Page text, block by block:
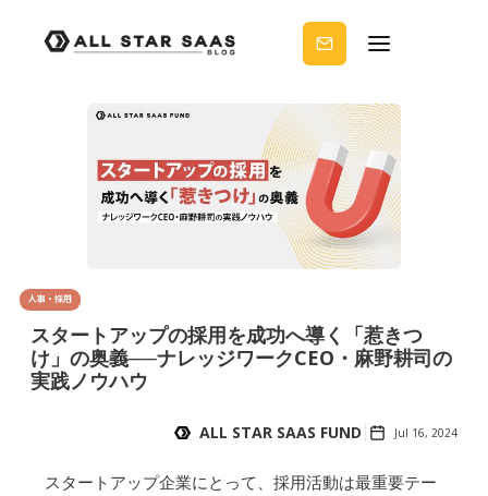
ノウ
ハウ
を受
りま
せん
か？
人事・採用
スタートアップの採用を成功へ導く「惹きつ
け」の奥義──ナレッジワークCEO・麻野耕司の
実践ノウハウ
ALL STAR SAAS FUND Jul 16, 2024
スタートアップ企業にとって、採用活動は最重要テー